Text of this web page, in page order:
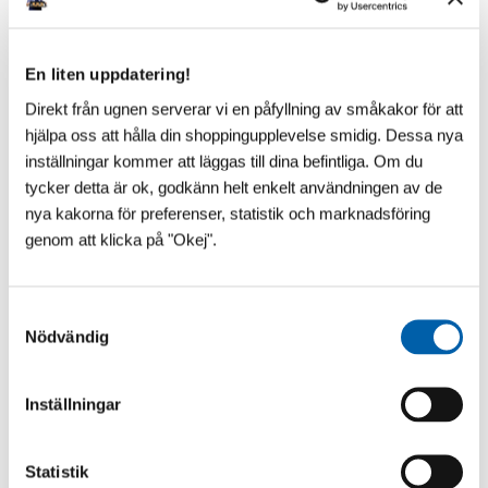
En liten uppdatering!
Direkt från ugnen serverar vi en påfyllning av småkakor för att
hjälpa oss att hålla din shoppingupplevelse smidig. Dessa nya
inställningar kommer att läggas till dina befintliga. Om du
tycker detta är ok, godkänn helt enkelt användningen av de
nya kakorna för preferenser, statistik och marknadsföring
genom att klicka på "Okej".
Nödvändig
Inställningar
Statistik
så är detta
vattenmadrassen för dig |
Graphic design | Hög
kvalité!
Lägg till i favoriter
30 st i lager
KÖP
Vill du ha den allra senaste
595
Slutsåld
INFO